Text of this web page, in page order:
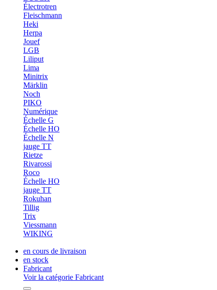
Électrotren
Fleischmann
Heki
Herpa
Jouef
LGB
Liliput
Lima
Minitrix
Märklin
Noch
PIKO
Numérique
Échelle G
Échelle HO
Échelle N
jauge TT
Rietze
Rivarossi
Roco
Échelle HO
jauge TT
Rokuhan
Tillig
Trix
Viessmann
WIKING
en cours de livraison
en stock
Fabricant
Voir la catégorie Fabricant